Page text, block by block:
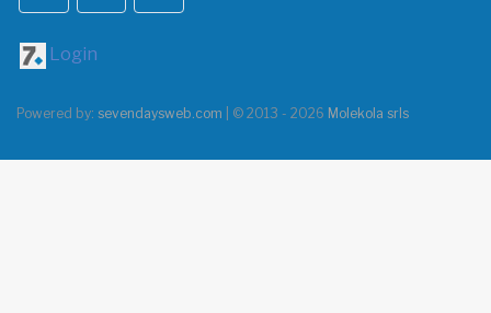
Login
Powered by: sevendaysweb.com | © 2013 - 2026 Molekola srls